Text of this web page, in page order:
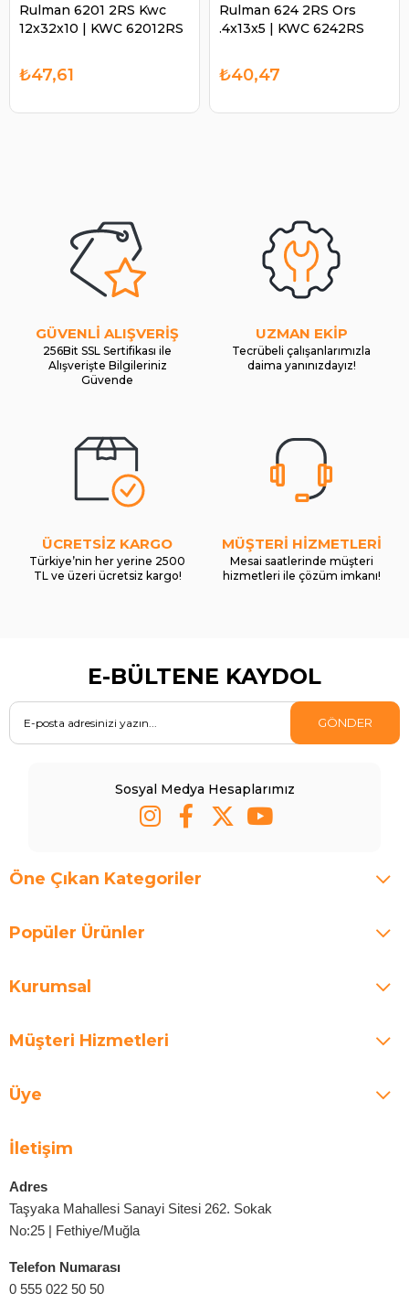
Rulman 6201 2RS Kwc
12x32x10 | KWC 62012RS
₺47,61
Rulman 624 2RS Ors
.4x13x5 | KWC 6242RS
₺40,47
GÜVENLİ ALIŞVERİŞ
256Bit SSL Sertifikası ile
Alışverişte Bilgileriniz
Güvende
UZMAN EKİP
Tecrübeli çalışanlarımızla
daima yanınızdayız!
ÜCRETSİZ KARGO
Türkiye’nin her yerine 2500
TL ve üzeri ücretsiz kargo!
MÜŞTERİ HİZMETLERİ
Mesai saatlerinde müşteri
hizmetleri ile çözüm imkanı!
E-BÜLTENE KAYDOL
GÖNDER
Sosyal Medya Hesaplarımız
Öne Çıkan Kategoriler
Popüler Ürünler
Kurumsal
Müşteri Hizmetleri
Üye
İletişim
Adres
Taşyaka Mahallesi Sanayi Sitesi 262. Sokak
No:25 | Fethiye/Muğla
Telefon Numarası
0 555 022 50 50